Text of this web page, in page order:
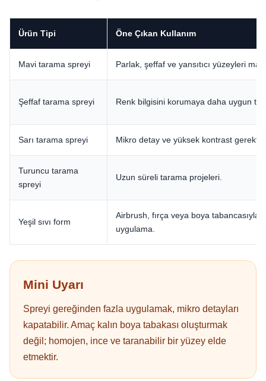
Ürün Tipi Öne Çıkan Kullanım
Mavi tarama spreyi Parlak, şeffaf ve yansıtıcı yüzeyleri
Şeffaf tarama spreyi Renk bilgisini korumaya daha uygun
Sarı tarama spreyi Mikro detay ve yüksek kontrast
Turuncu tarama
spreyi
Uzun süreli tarama projeleri.
Yeşil sıvı form
Airbrush, fırça veya boya tabancasıyla
uygulama.
Mini Uyarı
Spreyi gereğinden fazla uygulamak, mikro detayları
kapatabilir. Amaç kalın boya tabakası oluşturmak
değil; homojen, ince ve taranabilir bir yüzey elde
etmektir.